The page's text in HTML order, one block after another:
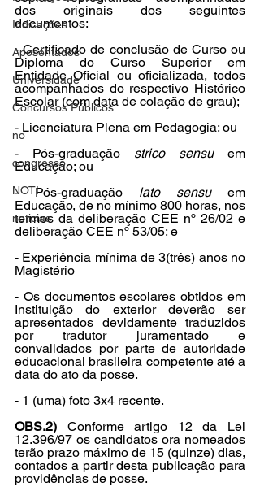
Indicações
Aposentados
Universidade
Concursos Públicos
no
congresso
NOTI
noticias
dos originais dos seguintes
documentos:
- Certificado de conclusão de Curso ou
Diploma do Curso Superior em
Entidade Oficial ou oficializada, todos
acompanhados do respectivo Histórico
Escolar (com data de colação de grau);
- Licenciatura Plena em Pedagogia; ou
- Pós-graduação strico sensu em
Educação; ou
- Pós-graduação lato sensu em
Educação, de no mínimo 800 horas, nos
termos da deliberação CEE nº 26/02 e
deliberação CEE nº 53/05; e
- Experiência mínima de 3(três) anos no
Magistério
- Os documentos escolares obtidos em
Instituição do exterior deverão ser
apresentados devidamente traduzidos
por tradutor juramentado e
convalidados por parte de autoridade
educacional brasileira competente até a
data do ato da posse.
- 1 (uma) foto 3x4 recente.
OBS.2) Conforme artigo 12 da Lei
12.396/97 os candidatos ora nomeados
terão prazo máximo de 15 (quinze) dias,
contados a partir desta publicação para
providências de posse.